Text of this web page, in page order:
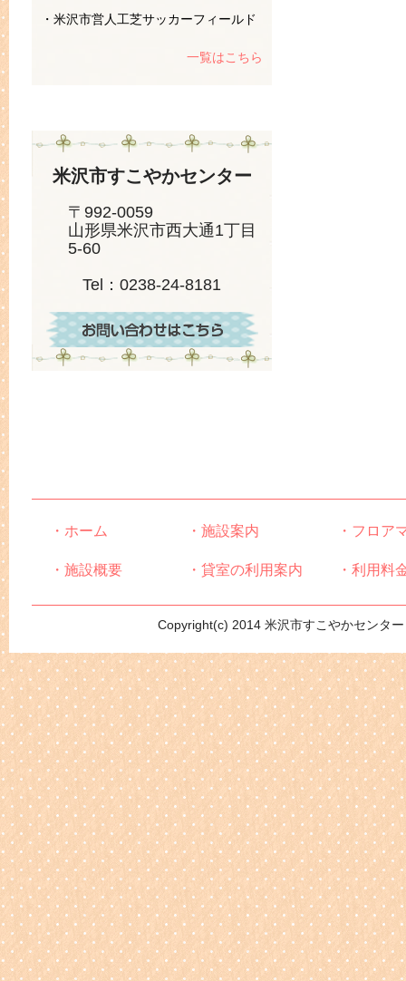
・米沢市営人工芝サッカーフィールド
一覧はこちら
米沢市すこやかセンター
〒992-0059
山形県米沢市西大通1丁目
5-60
Tel：0238-24-8181
・ホーム
・施設概要
・施設案内
・貸室の利用案内
・フロア
・利用料
Copyright(c) 2014 米沢市すこやかセンタ